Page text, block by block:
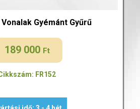
Vonalak Gyémánt Gyűrű
189 000 Ft
FR152